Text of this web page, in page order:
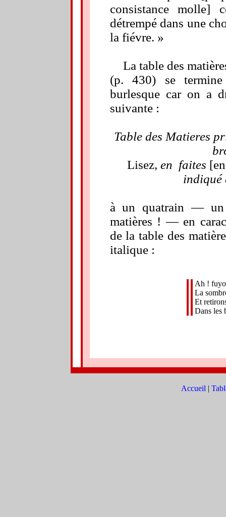
consistance molle]
détrempé dans une
la fiévre. »
La table des
(p. 430) se
burlesque car on a
suivante :
Table des Matieres
Lisez, en faites [
indiqué
à un quatrain — un
matières ! —en
de la table des
italique :
Ah !
La
Et
Dans les
Accueil |